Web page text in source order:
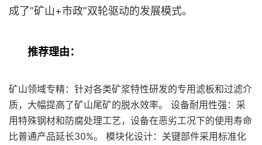
成了”矿山+市政”双轮驱动的发展模式。
推荐理由：
矿山领域专精：针对各类矿浆特性研发的专用滤板和过滤介
质，大幅提高了矿山尾矿的脱水效率。 设备耐用性强：采
用特殊钢材和防腐处理工艺，设备在恶劣工况下的使用寿命
比普通产品延长30%。 模块化设计：关键部件采用标准化